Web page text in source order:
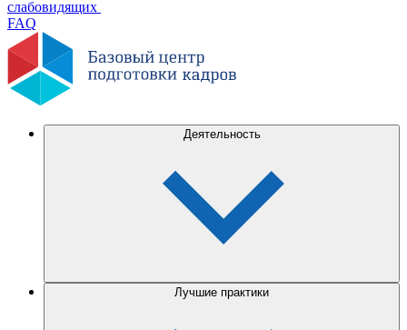
слабовидящих
FAQ
Деятельность
Лучшие практики